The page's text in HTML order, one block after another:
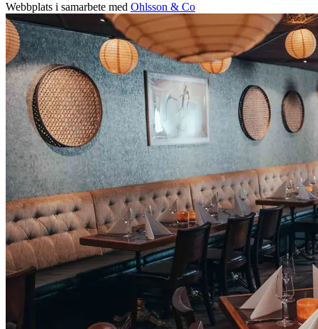
Webbplats i samarbete med Ohlsson & Co